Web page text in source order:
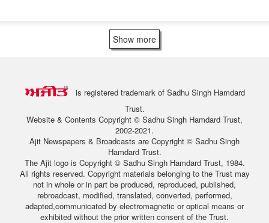
Show more
is registered trademark of Sadhu Singh Hamdard
Trust.
Website & Contents Copyright © Sadhu Singh Hamdard Trust,
2002-2021.
Ajit Newspapers & Broadcasts are Copyright © Sadhu Singh
Hamdard Trust.
The Ajit logo is Copyright © Sadhu Singh Hamdard Trust, 1984.
All rights reserved. Copyright materials belonging to the Trust may
not in whole or in part be produced, reproduced, published,
rebroadcast, modified, translated, converted, performed,
adapted,communicated by electromagnetic or optical means or
exhibited without the prior written consent of the Trust.